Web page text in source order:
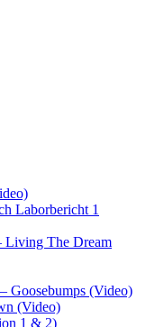
Laborbericht 1
Living The Dream
Goosebumps (Video)
(Video)
1 & 2)